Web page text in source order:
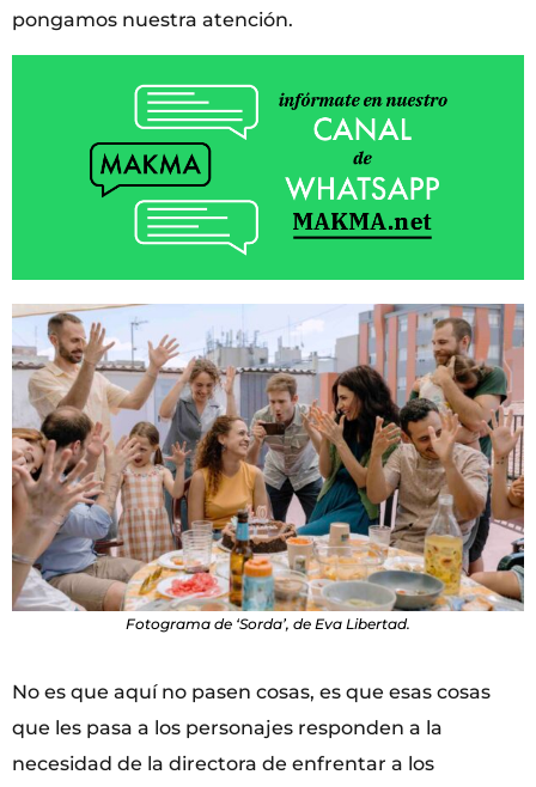
pongamos nuestra atención.
Fotograma de ‘Sorda’, de Eva Libertad.
No es que aquí no pasen cosas, es que esas cosas
que les pasa a los personajes responden a la
necesidad de la directora de enfrentar a los